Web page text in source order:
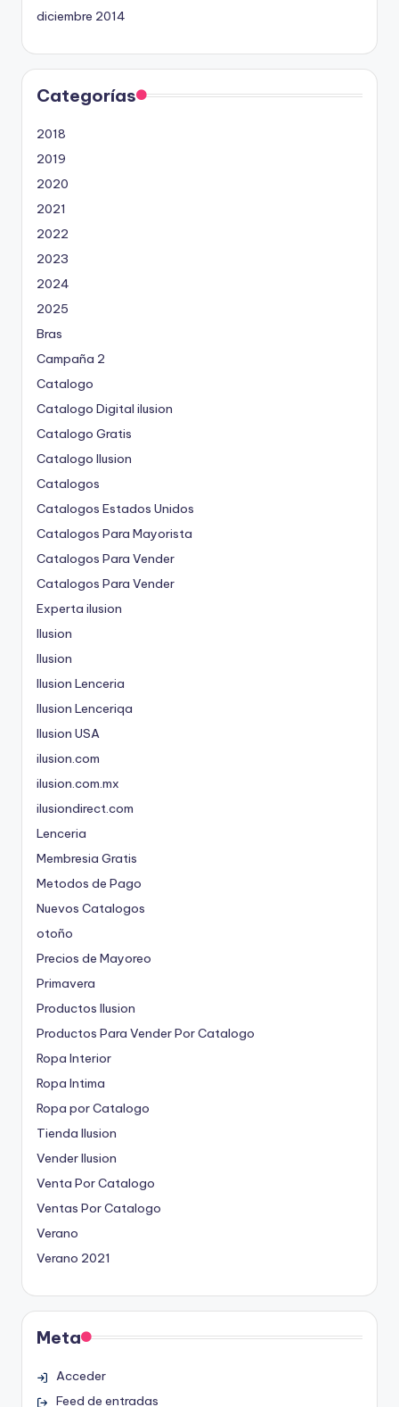
diciembre 2014
Categorías
2018
2019
2020
2021
2022
2023
2024
2025
Bras
Campaña 2
Catalogo
Catalogo Digital ilusion
Catalogo Gratis
Catalogo Ilusion
Catalogos
Catalogos Estados Unidos
Catalogos Para Mayorista
Catalogos Para Vender
Catalogos Para Vender
Experta ilusion
Ilusion
Ilusion
Ilusion Lenceria
Ilusion Lenceriqa
Ilusion USA
ilusion.com
ilusion.com.mx
ilusiondirect.com
Lenceria
Membresia Gratis
Metodos de Pago
Nuevos Catalogos
otoño
Precios de Mayoreo
Primavera
Productos Ilusion
Productos Para Vender Por Catalogo
Ropa Interior
Ropa Intima
Ropa por Catalogo
Tienda Ilusion
Vender Ilusion
Venta Por Catalogo
Ventas Por Catalogo
Verano
Verano 2021
Meta
Acceder
Feed de entradas